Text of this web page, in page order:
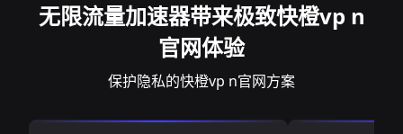
无限流量加速器带来极致快橙vp n
官网体验
保护隐私的快橙vp n官网方案